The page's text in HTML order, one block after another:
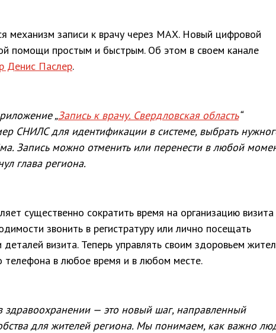
механизм записи к врачу через МАX. Новый цифровой
помощи простым и быстрым. Об этом в своем канале
Денис Паслер.
„Запись к врачу. Свердловская область“
СНИЛС для идентификации в системе, выбрать
Запись можно отменить или перенести в любой
глава региона.
существенно сократить время на организацию визита
звонить в регистратуру или лично посещать
визита. Теперь управлять своим здоровьем
телефона в любое время и в любом месте.
здравоохранении — это новый шаг, направленный
для жителей региона. Мы понимаем, как важно